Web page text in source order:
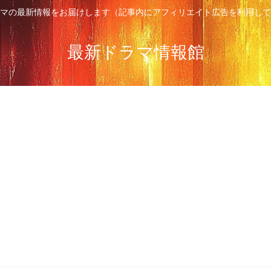
の最新情報をお届けします（記事内にアフィリエイト広告を利用し
最新ドラマ情報館